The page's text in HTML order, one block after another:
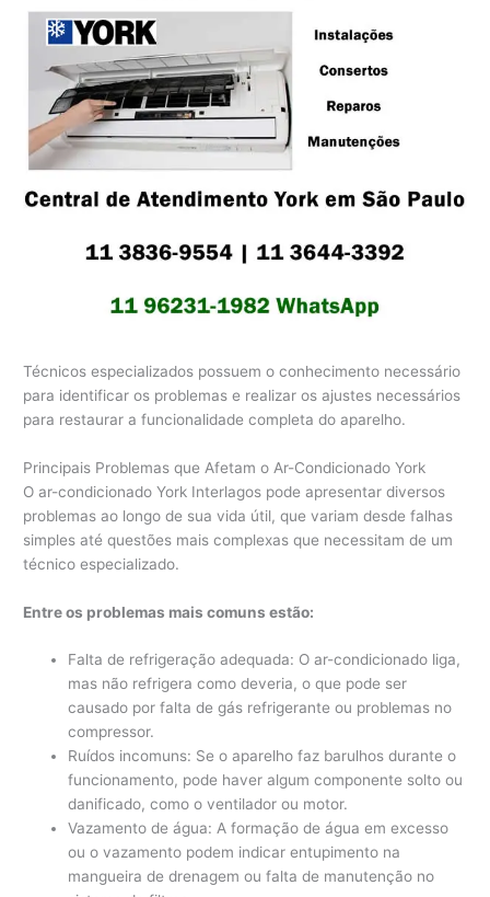
Técnicos especializados possuem o conhecimento necessário
para identificar os problemas e realizar os ajustes necessários
para restaurar a funcionalidade completa do aparelho.
Principais Problemas que Afetam o Ar-Condicionado York
O ar-condicionado York Interlagos pode apresentar diversos
problemas ao longo de sua vida útil, que variam desde falhas
simples até questões mais complexas que necessitam de um
técnico especializado.
Entre os problemas mais comuns estão:
Falta de refrigeração adequada: O ar-condicionado liga,
mas não refrigera como deveria, o que pode ser
causado por falta de gás refrigerante ou problemas no
compressor.
Ruídos incomuns: Se o aparelho faz barulhos durante o
funcionamento, pode haver algum componente solto ou
danificado, como o ventilador ou motor.
Vazamento de água: A formação de água em excesso
ou o vazamento podem indicar entupimento na
mangueira de drenagem ou falta de manutenção no